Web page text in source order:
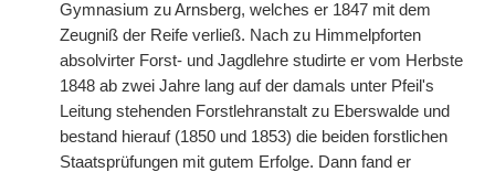
Gymnasium zu Arnsberg, welches er 1847 mit dem
Zeugniß der Reife verließ. Nach zu Himmelpforten
absolvirter Forst- und Jagdlehre studirte er vom Herbste
1848 ab zwei Jahre lang auf der damals unter Pfeil's
Leitung stehenden Forstlehranstalt zu Eberswalde und
bestand hierauf (1850 und 1853) die beiden forstlichen
Staatsprüfungen mit gutem Erfolge. Dann fand er